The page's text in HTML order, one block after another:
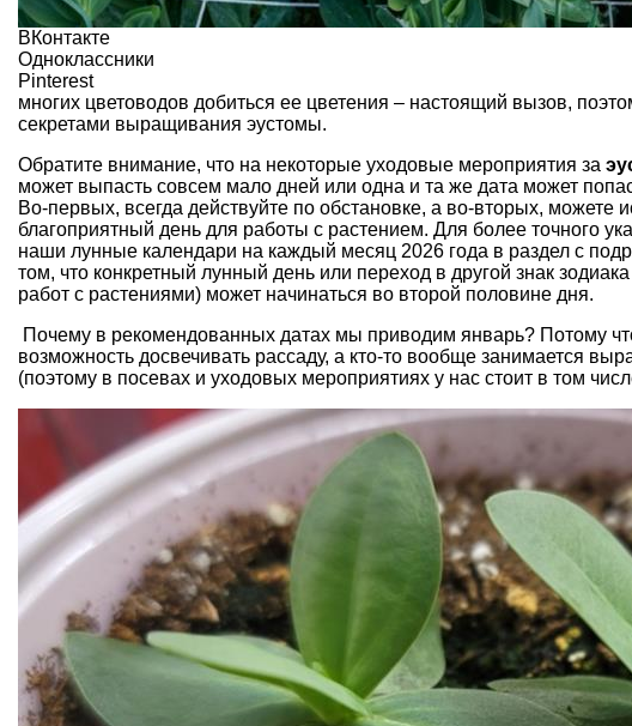
ВКонтакте
Одноклассники
Pinterest
многих цветоводов добиться ее цветения – настоящий вызов,
секретами выращивания эустомы.
Обратите внимание, что на некоторые уходовые мероприятия за
может выпасть совсем мало дней или одна и та же дата может
Во-первых, всегда действуйте по обстановке, а во-вторых, можете
благоприятный день для работы с растением. Для более точного
наши лунные календари на каждый месяц 2026 года в раздел с
том, что конкретный лунный день или переход в другой знак
работ с растениями) может начинаться во второй половине дня.
Почему в рекомендованных датах мы приводим январь? Потому
возможность досвечивать рассаду, а кто-то вообще занимается
(поэтому в посевах и уходовых мероприятиях у нас стоит в том